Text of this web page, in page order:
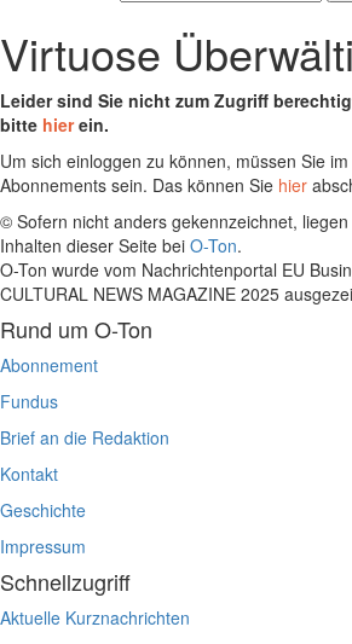
Virtuose
Leider sind Sie nicht zum Zugriff
bitte hierein.
Um sich einloggen zu können, müssen Sie
Abonnements sein. Das können Sie hier
© Sofern nicht anders gekennzeichnet,
Inhalten dieser Seite bei O-Ton.
O-Ton wurde vom Nachrichtenportal EU
CULTURAL NEWS MAGAZINE 2025
Rund um O-Ton
Abonnement
Fundus
Brief an die Redaktion
Kontakt
Geschichte
Impressum
Schnellzugriff
Aktuelle Kurznachrichten